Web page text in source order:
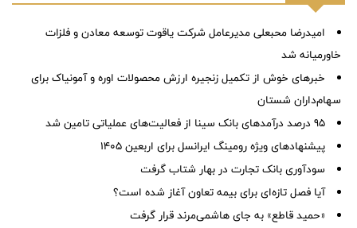
امیدرضا محبعلی مدیرعامل شرکت یاقوت توسعه معادن و فلزات
خاورمیانه شد
خبرهای خوش از تکمیل زنجیره ارزش محصولات اوره و آمونیاک برای
سهام‌داران شستان
95 درصد درآمدهای بانک سینا از فعالیت‌های عملیاتی تامین شد
پیشنهادهای ویژه رومینگ ایرانسل برای اربعین ۱۴۰۵
سودآوری بانک تجارت در بهار شتاب گرفت
آیا فصل تازه‌ای برای بیمه تعاون آغاز شده است؟
«حمید قاطع» به جای هاشمی‌مرند قرار گرفت